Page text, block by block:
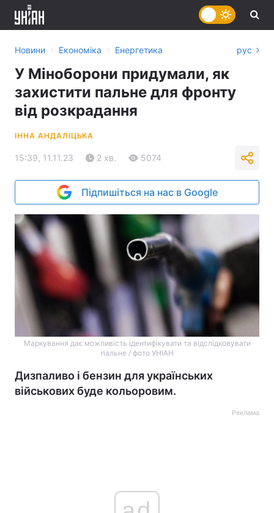
Новини › Економіка › Енергетика рус
У Міноборони придумали, як
захистити пальне для фронту
від розкрадання
ІННА АНДАЛІЦЬКА
15:39, 11.11.23 2 хв. 5074
Підпишіться на нас в Google
Маркування дає можливість ідентифікувати та відслідковувати
пальне / фото УНІАН
Дизпаливо і бензин для українських
військових буде кольоровим.
Реклама